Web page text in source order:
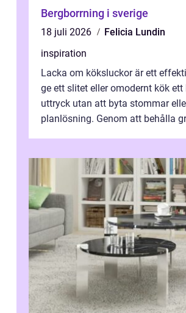
Bergborrning i sverige
18 juli 2026
Felicia Lundin
inspiration
Lacka om köksluckor är ett
ge ett slitet eller omodernt kök
uttryck utan att byta stommar
planlösning. Genom att behålla